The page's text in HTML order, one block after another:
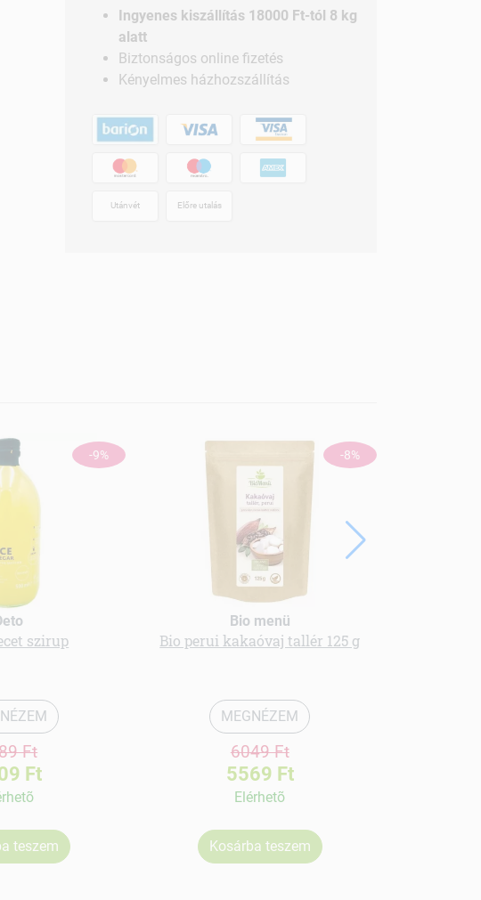
Ingyenes kiszállítás 18000 Ft-tól 8 kg
alatt
Biztonságos online fizetés
Kényelmes házhozszállítás
Utánvét Előre utalás
-9%
szirup
Ft
Ft
teszem
-8%
Bio menü
Bio perui kakaóvaj tallér 125 g
MEGNÉZEM
6049 Ft
5569 Ft
Elérhetõ
Kosárba teszem